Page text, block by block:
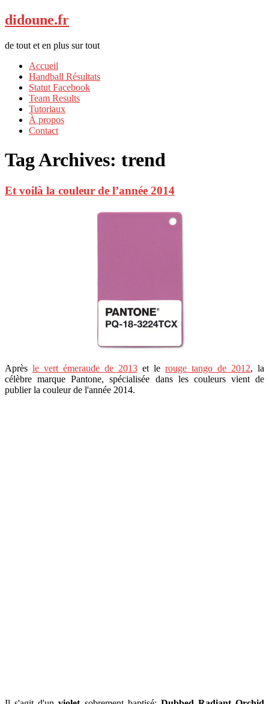
didoune.fr
de tout et en plus sur tout
Accueil
Handball Résultats
Statut Facebook
Team Results
Tutoriaux
À propos
Contact
Tag Archives: trend
Et voilà la couleur de l’année 2014
Après le vert émeraude de 2013 et le rouge tango de 2012, la
célèbre marque Pantone, spécialisée dans les couleurs vient de
publier la couleur de l'année 2014.